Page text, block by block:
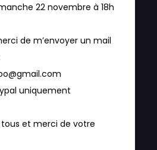
22 novembre à 18h
de m’envoyer un mail
uniquement
et merci de votre